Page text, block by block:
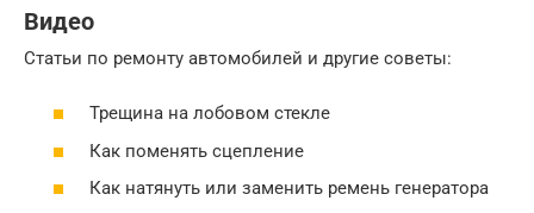
Видео
Статьи по ремонту автомобилей и другие советы:
Трещина на лобовом стекле
Как поменять сцепление
Как натянуть или заменить ремень генератора